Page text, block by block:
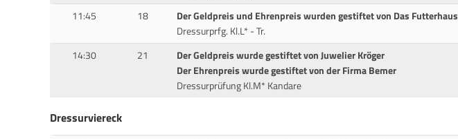
11:45 18
Der Geldpreis und Ehrenpreis wurden gestiftet von Das Futterhaus
Dressurprfg. Kl.L* - Tr.
14:30 21
Der Geldpreis wurde gestiftet von Juwelier Kröger
Der Ehrenpreis wurde gestiftet von der Firma Bemer
Dressurprüfung Kl.M* Kandare
Dressurviereck